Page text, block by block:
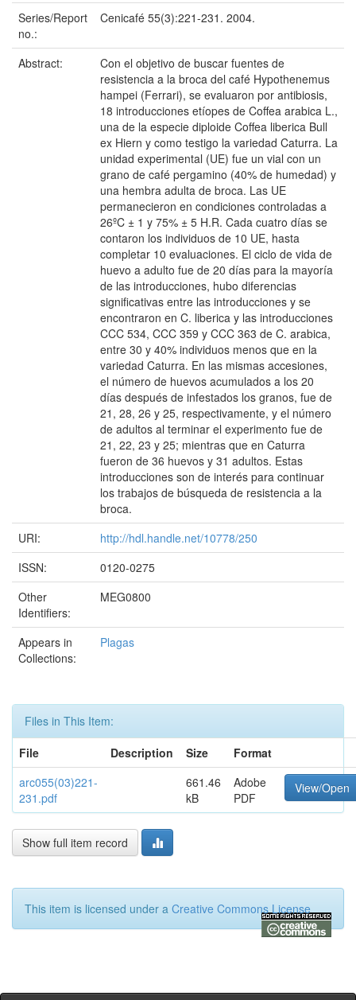
Series/Report
no.:
Cenicafé 55(3):221-231. 2004.
Abstract:
Con el objetivo de buscar fuentes de
resistencia a la broca del café Hypothenemus
hampei (Ferrari), se evaluaron por antibiosis,
18 introducciones etíopes de Coffea arabica L.,
una de la especie diploide Coffea liberica Bull
ex Hiern y como testigo la variedad Caturra. La
unidad experimental (UE) fue un vial con un
grano de café pergamino (40% de humedad) y
una hembra adulta de broca. Las UE
permanecieron en condiciones controladas a
26ºC ± 1 y 75% ± 5 H.R. Cada cuatro días se
contaron los individuos de 10 UE, hasta
completar 10 evaluaciones. El ciclo de vida de
huevo a adulto fue de 20 días para la mayoría
de las introducciones, hubo diferencias
significativas entre las introducciones y se
encontraron en C. liberica y las introducciones
CCC 534, CCC 359 y CCC 363 de C. arabica,
entre 30 y 40% individuos menos que en la
variedad Caturra. En las mismas accesiones,
el número de huevos acumulados a los 20
días después de infestados los granos, fue de
21, 28, 26 y 25, respectivamente, y el número
de adultos al terminar el experimento fue de
21, 22, 23 y 25; mientras que en Caturra
fueron de 36 huevos y 31 adultos. Estas
introducciones son de interés para continuar
los trabajos de búsqueda de resistencia a la
broca.
URI:
http://hdl.handle.net/10778/250
ISSN:
0120-0275
Other
Identifiers:
MEG0800
Appears in
Collections:
Plagas
Files in This Item:
File
Description Size
Format
arc055(03)221-
231.pdf
661.46
kB
Adobe
PDF
View/Open
Show full item record
This item is licensed under a Creative Commons License